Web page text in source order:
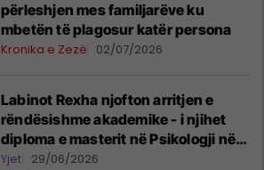
përleshjen mes familjarëve ku
mbetën të plagosur katër persona
Kronika e Zezë 02/07/2026
Labinot Rexha njofton arritjen e
rëndësishme akademike - i njihet
diploma e masterit në Psikologji në
Zvicër
Yjet 29/06/2026